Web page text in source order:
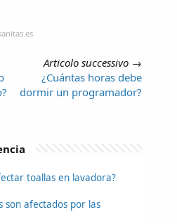
Articolo successivo →
¿Cuántas horas debe
dormir un programador?
toallas en lavadora?
son afectados por las